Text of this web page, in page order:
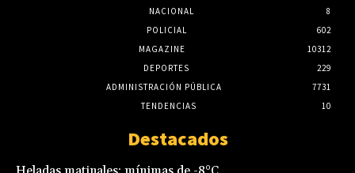
NACIONAL
8
POLICIAL
602
MAGAZINE
10312
DEPORTES
229
ADMINISTRACIÓN PÚBLICA
7731
TENDENCIAS
10
Destacados